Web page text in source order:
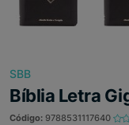
SBB
Bíblia Letra
Código: 9788531117640